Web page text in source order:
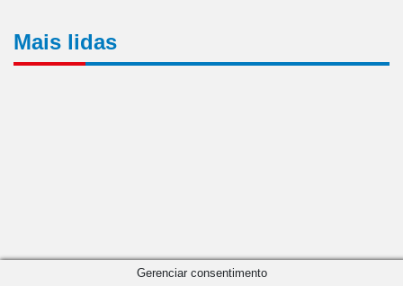
Mais lidas
Gerenciar consentimento